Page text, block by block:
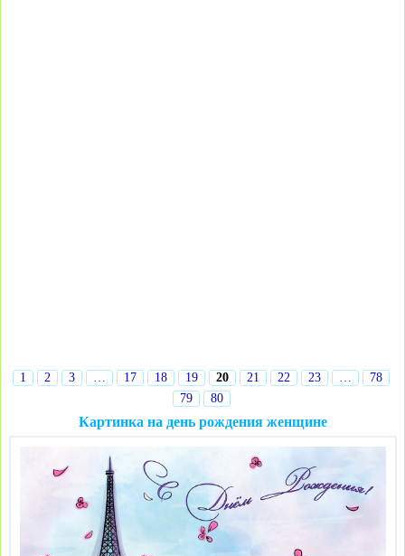
1 2 3 … 17 18 19 20 21 22 23 …
78
79
80
Картинка на день рождения женщине